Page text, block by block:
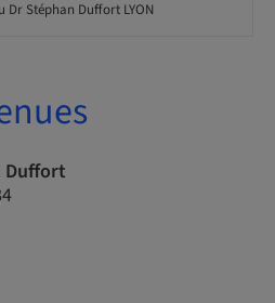
Dr Stéphan Duffort LYON
Duffort